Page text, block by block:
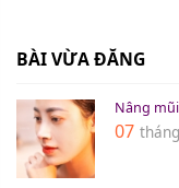
BÀI VỪA ĐĂNG
Nâng
07